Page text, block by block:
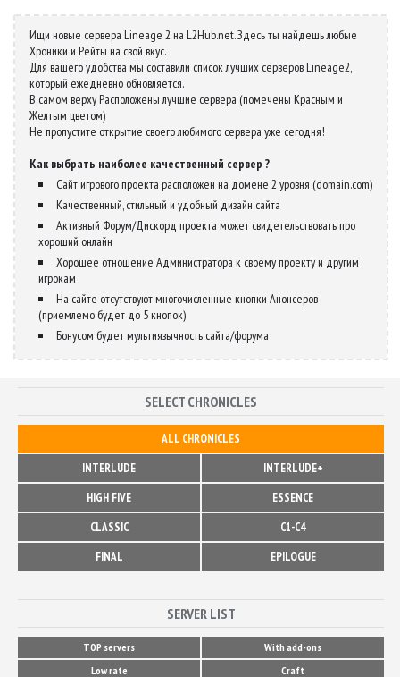
Ищи новые сервера Lineage 2 на L2Hub.net. Здесь ты найдешь любые
Хроники и Рейты на свой вкус.
Для вашего удобства мы составили список лучших серверов Lineage2,
который ежедневно обновляется.
В самом верху Расположены лучшие сервера (помечены Красным и
Желтым цветом)
Не пропустите открытие своего любимого сервера уже сегодня!
Как выбрать наиболее качественный сервер ?
Сайт игрового проекта расположен на домене 2 уровня (domain.com)
Качественный, стильный и удобный дизайн сайта
Активный Форум/Дискорд проекта может свидетельствовать про
хороший онлайн
Хорошее отношение Администратора к своему проекту и другим
игрокам
На сайте отсутствуют многочисленные кнопки Анонсеров
(приемлемо будет до 5 кнопок)
Бонусом будет мультиязычность сайта/форума
SELECT CHRONICLES
ALL CHRONICLES
INTERLUDE
INTERLUDE+
HIGH FIVE
ESSENCE
CLASSIC
C1-C4
FINAL
EPILOGUE
SERVER LIST
TOP servers
With add-ons
Low rate
Craft